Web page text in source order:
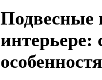
Подвесные
интерьере: